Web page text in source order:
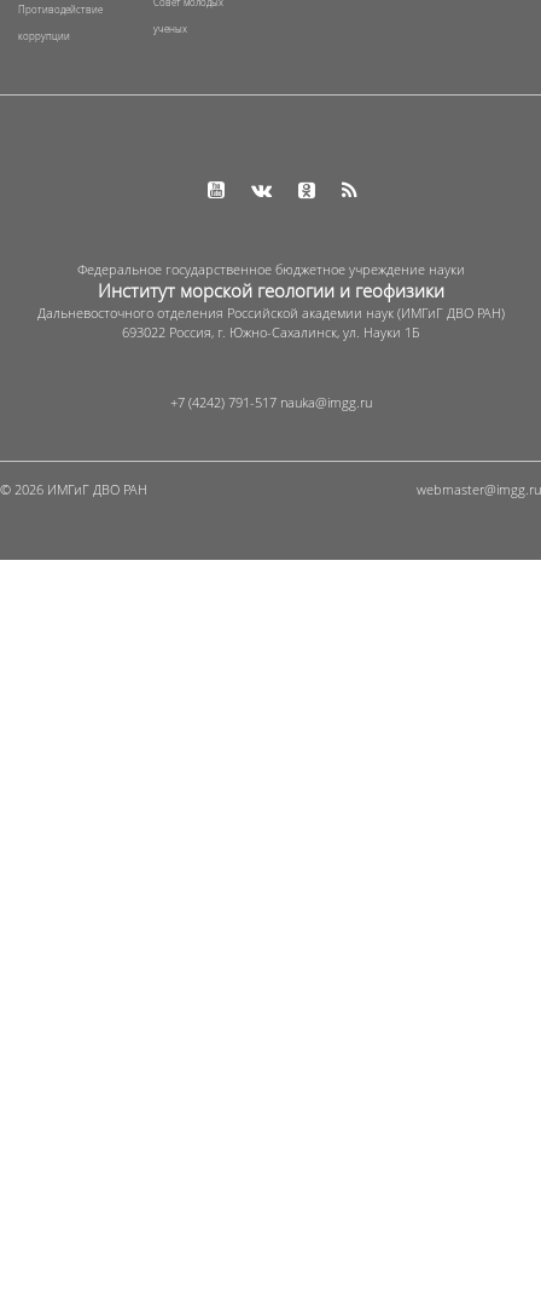
Противодействие
коррупции
Совет молодых
ученых
Федеральное государственное бюджетное учреждение науки
Институт морской геологии и геофизики
Дальневосточного отделения Российской академии наук (ИМГиГ ДВО РАН)
693022 Россия, г. Южно-Сахалинск, ул. Науки 1Б
+7 (4242) 791-517
© 2026 ИМГиГ ДВО РАН